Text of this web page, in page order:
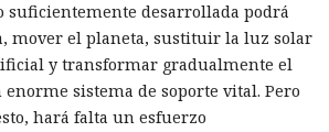
desarrollada podrá
mover el planeta, sustituir la luz solar
y transformar gradualmente el
sistema de soporte vital. Pero
hará falta un esfuerzo